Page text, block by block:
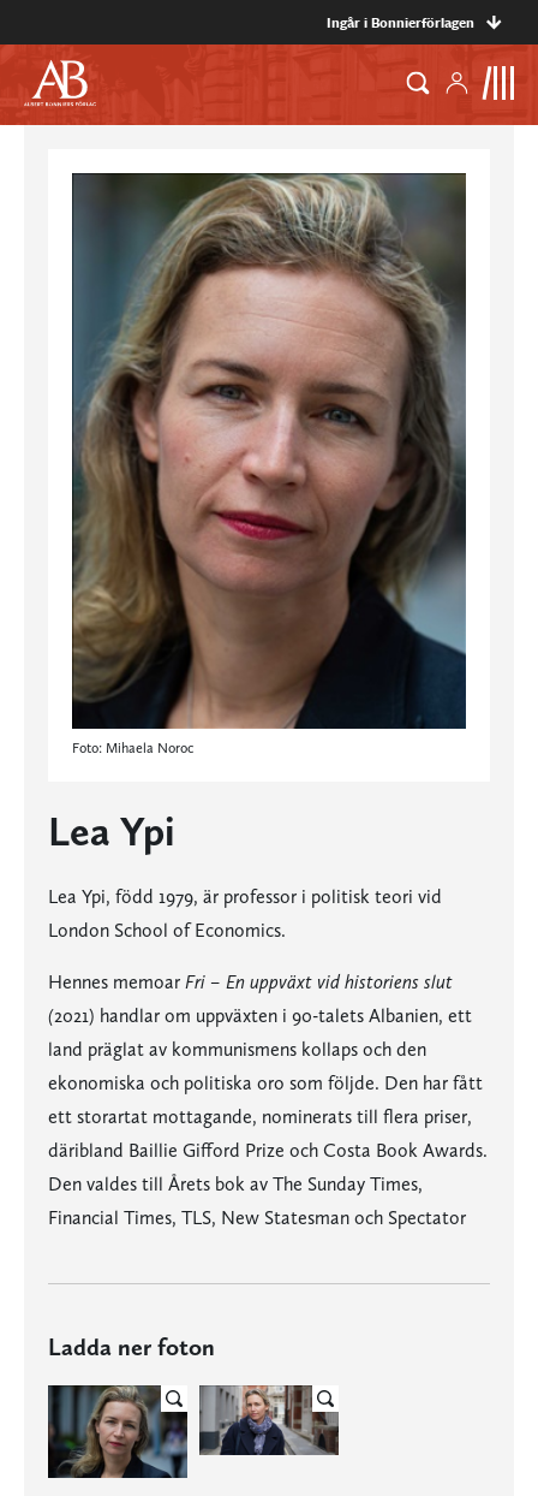
Ingår i Bonnierförlagen
Foto: Mihaela Noroc
Lea Ypi
Lea Ypi, född 1979, är professor i politisk teori vid
London School of Economics.
Hennes memoar Fri – En uppväxt vid historiens slut
(2021) handlar om uppväxten i 90-talets Albanien, ett
land präglat av kommunismens kollaps och den
ekonomiska och politiska oro som följde. Den har fått
ett storartat mottagande, nominerats till flera priser,
däribland Baillie Gifford Prize och Costa Book Awards.
Den valdes till Årets bok av The Sunday Times,
Financial Times, TLS, New Statesman och Spectator
Ladda ner foton